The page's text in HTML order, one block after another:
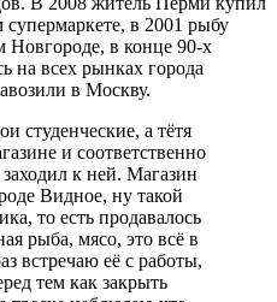
в 2001 рыбу
Новгороде, в конце 90-х
на всех рынках города
в Москву.
студенческие, а тётя
и соответственно
к ней. Магазин
Видное, ну такой
то есть продавалось
рыба, мясо, это всё в
встречаю её с работы,
тем как закрыть